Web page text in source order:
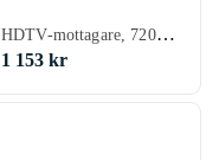
HDTV-mottagare, 720p, 1080p (Full HD), 1080i, Satellit (DVB-S), Satellit (DVB-S2)
1 153 kr